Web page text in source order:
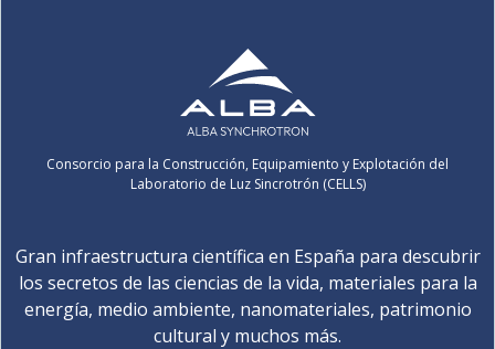
Consorcio para la Construcción, Equipamiento y Explotación del
Laboratorio de Luz Sincrotrón (CELLS)
Gran infraestructura científica en España para descubrir
los secretos de las ciencias de la vida, materiales para la
energía, medio ambiente, nanomateriales, patrimonio
cultural y muchos más.